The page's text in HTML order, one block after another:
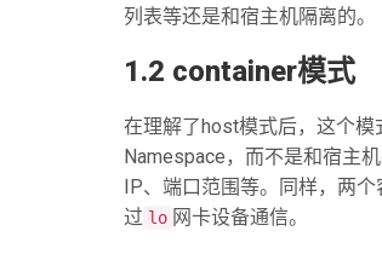
列表等还是和宿主机隔离的。
1.2 container模式
在理解了host模式后，这个
Namespace，而不是和宿主
IP、端口范围等。同样，两
过 lo 网卡设备通信。